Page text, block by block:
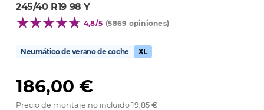
245/40 R19 98 Y
4,8/5 (5869 opiniones)
Neumático de verano de coche XL
186,00 €
Precio de montaje no incluido 19,85 €